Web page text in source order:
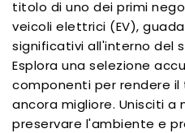
titolo di uno dei primi
veicoli elettrici (EV),
significativi all'interno del
Esplora una selezione
componenti per rendere
ancora migliore. Unisciti a
preservare l'ambiente e